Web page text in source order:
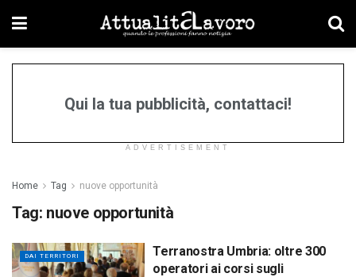
Qui la tua pubblicità, contattaci!
ADVERTISEMENT
Home Tag nuove opportunità
Tag: nuove opportunità
DAI TERRITORI
Terranostra Umbria: oltre 300
operatori ai corsi sugli